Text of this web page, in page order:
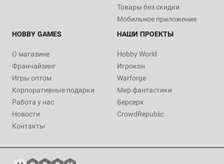
Товары без скидки
Мобильное приложение
HOBBY GAMES
О магазине
Франчайзинг
Игры оптом
Корпоративные подарки
Работа у нас
Новости
Контакты
НАШИ ПРОЕКТЫ
Hobby World
Игрокон
Warforge
Мир фантастики
Берсерк
CrowdRepublic